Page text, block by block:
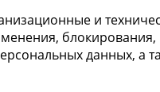
и
данных, а